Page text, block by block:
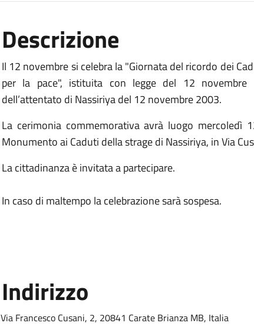
Descrizione
Il 12 novembre si celebra la "Giornata del ricordo dei
per la pace", istituita con legge del 12 novembre
dell’attentato di Nassiriya del 12 novembre 2003.
La cerimonia commemorativa avrà luogo mercoledì
Monumento ai Caduti della strage di Nassiriya, in Via
La cittadinanza è invitata a partecipare.
In caso di maltempo la celebrazione sarà sospesa.
Indirizzo
Via Francesco Cusani, 2, 20841 Carate Brianza MB, Italia